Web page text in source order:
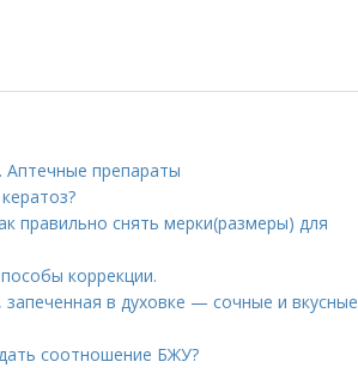
Аптечные препараты
правильно снять мерки(размеры) для
коррекции.
в духовке — сочные и вкусные
соотношение БЖУ?